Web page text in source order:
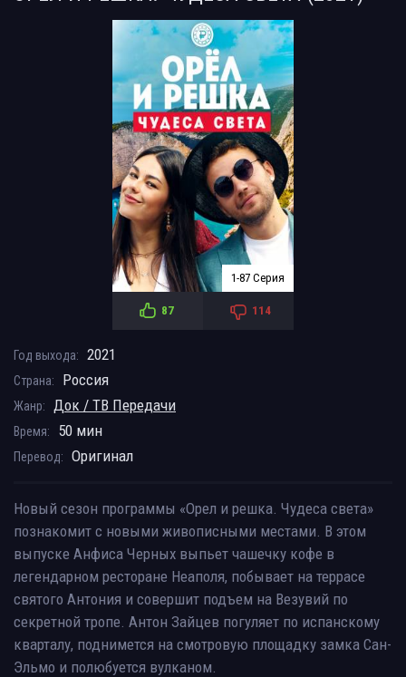
1-87 Серия
87 114
Год выхода: 2021
Страна: Россия
Жанр: Док / ТВ Передачи
Время: 50 мин
Перевод: Оригинал
Новый сезон программы «Орел и решка. Чудеса света»
познакомит с новыми живописными местами. В этом
выпуске Анфиса Черных выпьет чашечку кофе в
легендарном ресторане Неаполя, побывает на террасе
святого Антония и совершит подъем на Везувий по
секретной тропе. Антон Зайцев погуляет по испанскому
кварталу, поднимется на смотровую площадку замка Сан-
Эльмо и полюбуется вулканом.